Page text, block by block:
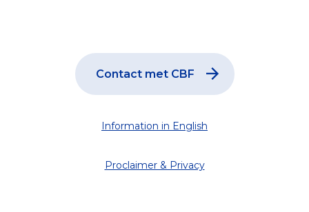
Contact met CBF
Information in English
Proclaimer & Privacy